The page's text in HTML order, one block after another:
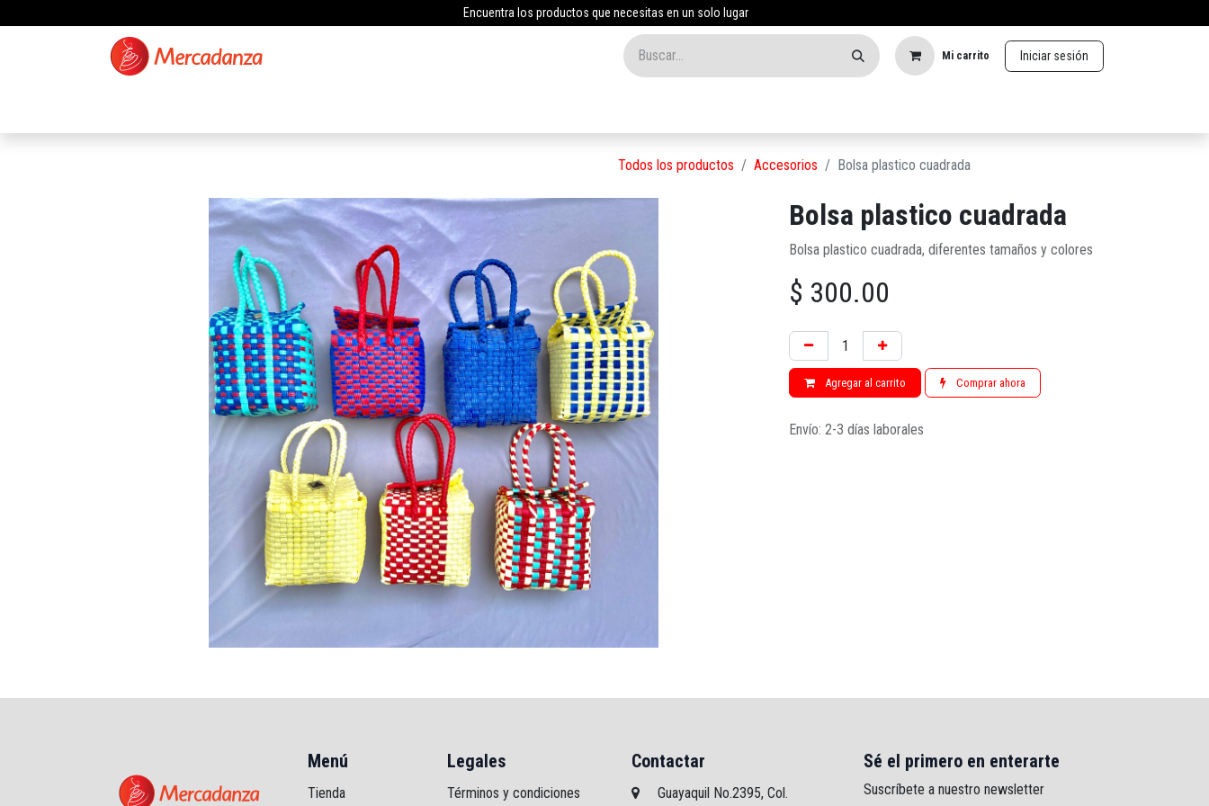
Encuentra los productos que necesitas en un solo lugar
Mi carrito Iniciar sesión
Todos los productos Accesorios Bolsa plastico cuadrada
Bolsa plastico cuadrada
Bolsa plastico cuadrada, diferentes tamaños y colores
$ 300.00
Agregar al carrito Comprar ahora
Envío: 2-3 días laborales
Sé el primero en enterarte
Suscríbete a nuestro newsletter
Contactar
Guayaquil No.2395, Col.
Legales
Términos y condiciones
Menú
Tienda